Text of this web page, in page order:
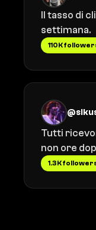
Il tasso di
settimana.
110K
Tutti
non ore
1.3K